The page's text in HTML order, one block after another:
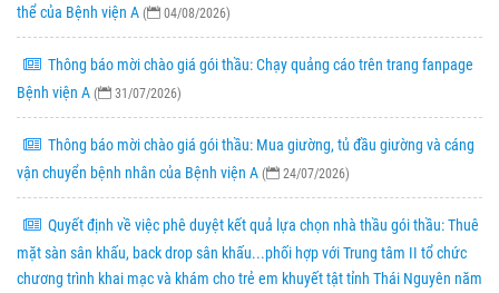
thể của Bệnh viện A ( 04/08/2026)
Thông báo mời chào giá gói thầu: Chạy quảng cáo trên trang fanpage
Bệnh viện A ( 31/07/2026)
Thông báo mời chào giá gói thầu: Mua giường, tủ đầu giường và cáng
vận chuyển bệnh nhân của Bệnh viện A ( 24/07/2026)
Quyết định về việc phê duyệt kết quả lựa chọn nhà thầu gói thầu: Thuê
mặt sàn sân khấu, back drop sân khấu...phối hợp với Trung tâm II tổ chức
chương trình khai mạc và khám cho trẻ em khuyết tật tỉnh Thái Nguyên năm